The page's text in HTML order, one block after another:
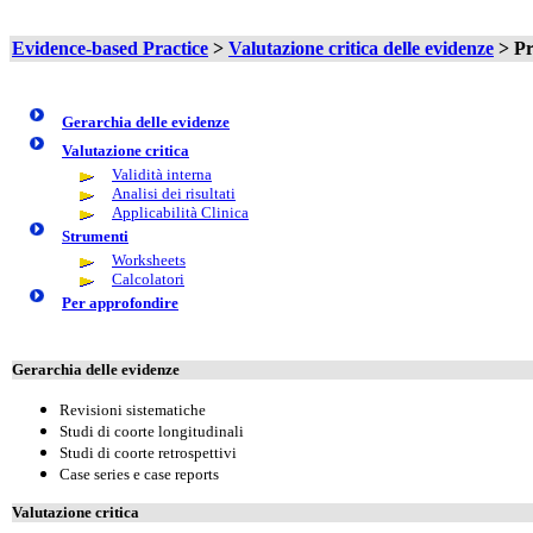
Evidence-based Practice > Valutazione critica delle evidenze >
Gerarchia delle evidenze
Valutazione critica
Validità interna
Analisi dei risultati
Applicabilità Clinica
Strumenti
Worksheets
Calcolatori
Per approfondire
Gerarchia delle evidenze
Revisioni sistematiche
Studi di coorte longitudinali
Studi di coorte retrospettivi
Case series e case reports
Valutazione critica